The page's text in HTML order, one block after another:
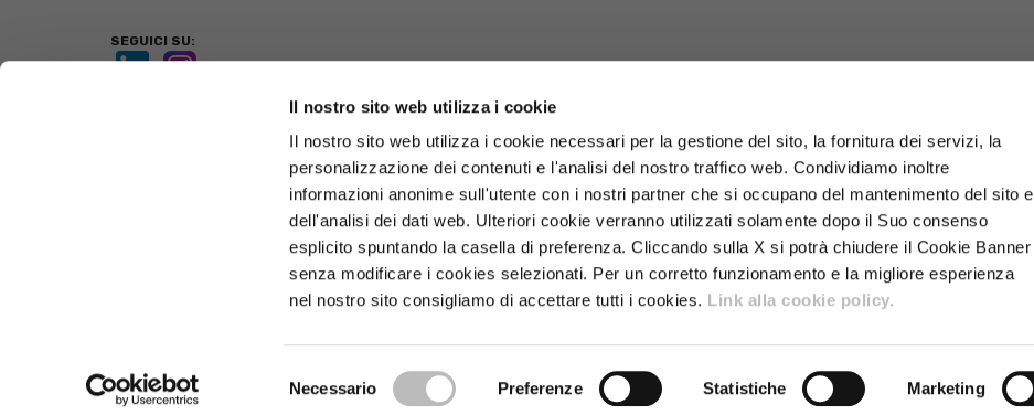
Il nostro sito web utilizza i cookie
Il nostro sito web utilizza i cookie necessari per la gestione del sito, la fornitura dei servizi, la
personalizzazione dei contenuti e l'analisi del nostro traffico web. Condividiamo inoltre
informazioni anonime sull'utente con i nostri partner che si occupano del mantenimento del sito e
dell'analisi dei dati web. Ulteriori cookie verranno utilizzati solamente dopo il Suo consenso
esplicito spuntando la casella di preferenza. Cliccando sulla X si potrà chiudere il Cookie Banner
senza modificare i cookies selezionati. Per un corretto funzionamento e la migliore esperienza
nel nostro sito consigliamo di accettare tutti i cookies. Link alla cookie policy.
del
Necessario Preferenze Statistiche Marketing
SEGUICI SU:
Via Guelfo Guelfi, 2 - 56030 Lajatico (PI)
Tel. 0587.640511 - Fax 0587.640540 -bplajatico@bplajatico.it
© Copyright Banca Popolare di Lajatico